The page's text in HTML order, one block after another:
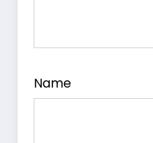
Name